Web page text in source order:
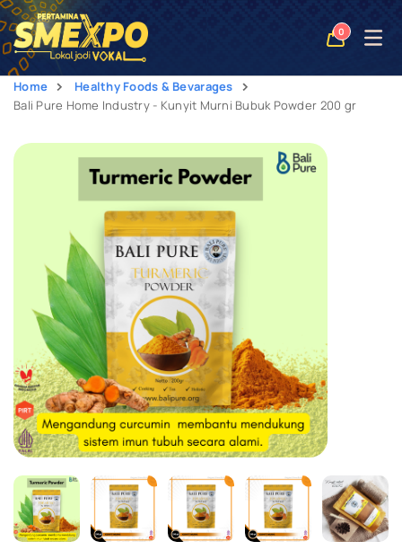
0
Open
Home
Healthy Foods & Bevarages
Bali Pure Home Industry - Kunyit Murni Bubuk Powder 200 gr